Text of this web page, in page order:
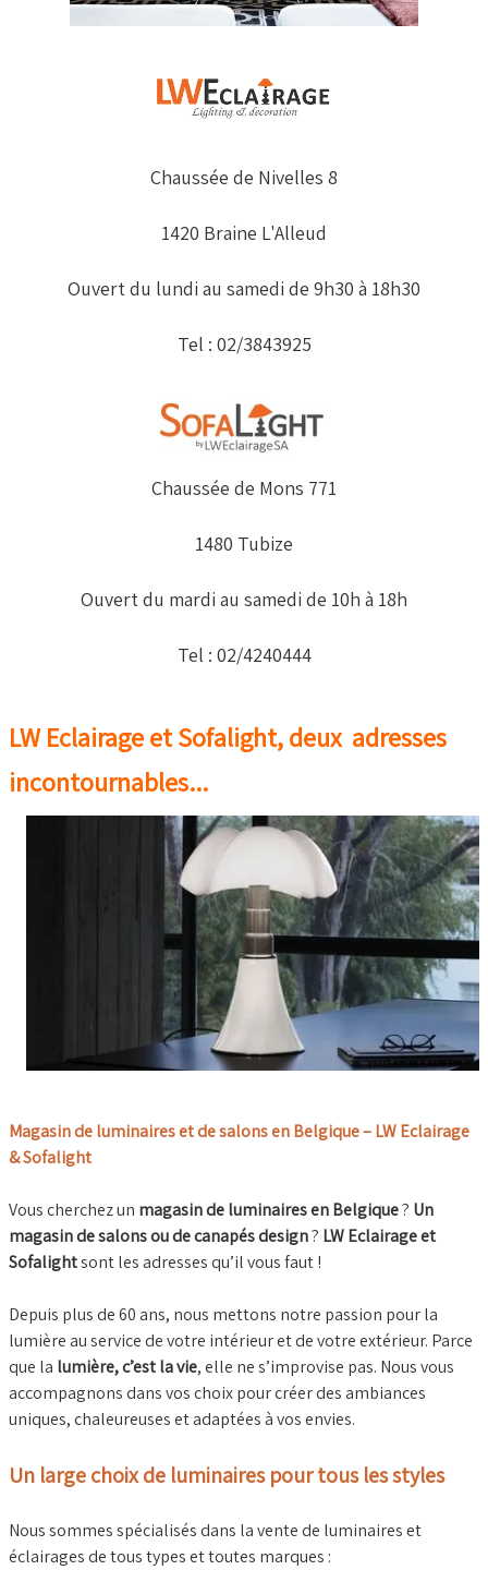
Chaussée de Nivelles 8
1420 Braine L'Alleud
Ouvert du lundi au samedi de 9h30 à 18h30
Tel : 02/3843925
Chaussée de Mons 771
1480 Tubize
Ouvert du mardi au samedi de 10h à 18h
Tel : 02/4240444
LW Eclairage et Sofalight, deux adresses
incontournables...
Magasin de luminaires et de salons en Belgique – LW Eclairage
& Sofalight
Vous cherchez un magasin de luminaires en Belgique? Un
magasin de salons ou de canapés design? LW Eclairage et
Sofalightsont les adresses qu’il vous faut !
Depuis plus de 60 ans, nous mettons notre passion pour la
lumière au service de votre intérieur et de votre extérieur. Parce
que la lumière, c’est la vie, elle ne s’improvise pas. Nous vous
accompagnons dans vos choix pour créer des ambiances
uniques, chaleureuses et adaptées à vos envies.
Un large choix de luminaires pour tous les styles
Nous sommes spécialisés dans la vente de luminaires et
éclairages de tous types et toutes marques :